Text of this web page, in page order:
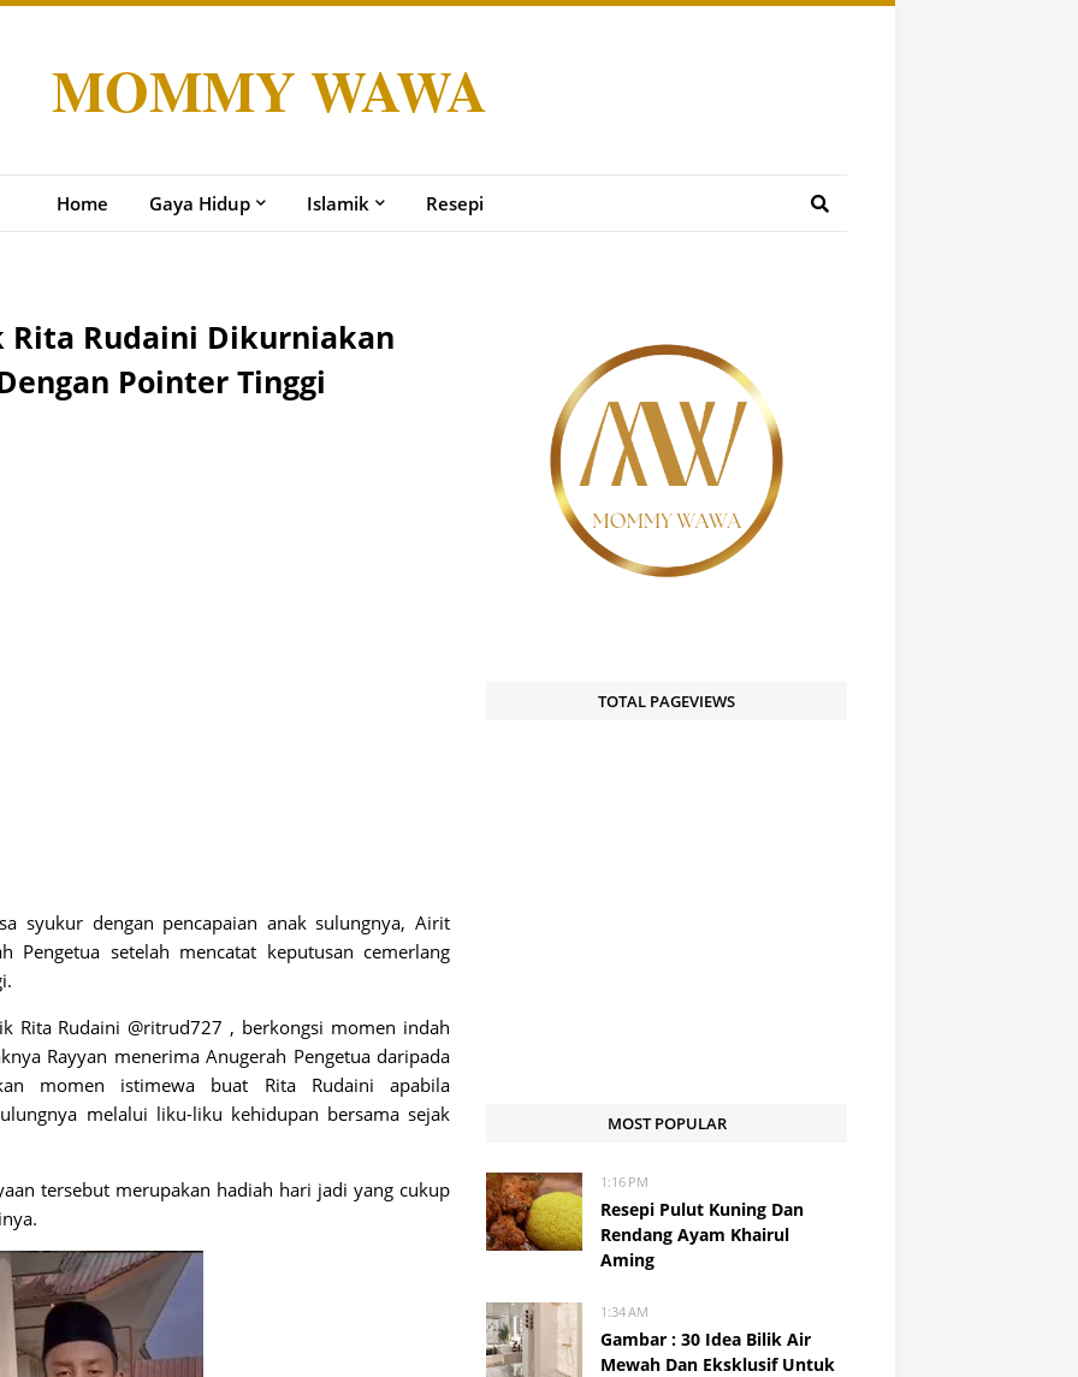
MOMMY WAWA
Home Gaya Hidup Islamik Resepi
Rita Rudaini Dikurniakan
Pointer Tinggi
syukur dengan pencapaian anak sulungnya, Airit
Pengetua setelah mencatat keputusan cemerlang
Rita Rudaini @ritrud727 , berkongsi momen indah
Rayyan menerima Anugerah Pengetua daripada
momen istimewa buat Rita Rudaini apabila
melalui liku-liku kehidupan bersama sejak
tersebut merupakan hadiah hari jadi yang cukup
TOTAL PAGEVIEWS
MOST POPULAR
1:16 PM
Resepi Pulut Kuning Dan
Rendang Ayam Khairul
Aming
1:34 AM
Gambar : 30 Idea Bilik Air
Mewah Dan Eksklusif Untuk